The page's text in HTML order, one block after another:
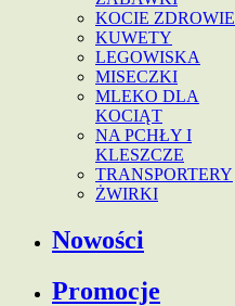
KOCIE ZDROWIE
KUWETY
LEGOWISKA
MISECZKI
MLEKO DLA
KOCIĄT
NA PCHŁY I
KLESZCZE
TRANSPORTERY
ŻWIRKI
Nowości
Promocje